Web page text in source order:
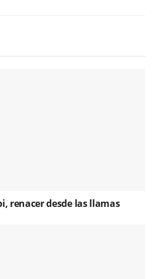
renacer desde las llamas